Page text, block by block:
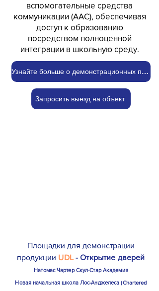
вспомогательные средства
коммуникации (AAC), обеспечивая
доступ к образованию
посредством полноценной
интеграции в школьную среду.
Узнайте больше о демонстрационных площадках
Запросить выезд на объект
Площадки для демонстрации
продукции UDL - Открытие дверей
Натомас Чартер Скул-Стар Академия
Новая начальная школа Лос-Анджелеса (Chartered